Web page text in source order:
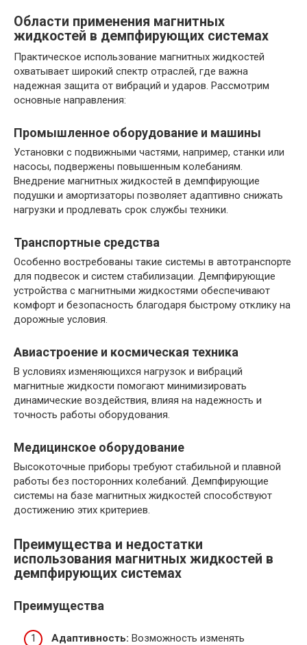
Области применения магнитных
жидкостей в демпфирующих системах
Практическое использование магнитных жидкостей
охватывает широкий спектр отраслей, где важна
надежная защита от вибраций и ударов. Рассмотрим
основные направления:
Промышленное оборудование и машины
Установки с подвижными частями, например, станки или
насосы, подвержены повышенным колебаниям.
Внедрение магнитных жидкостей в демпфирующие
подушки и амортизаторы позволяет адаптивно снижать
нагрузки и продлевать срок службы техники.
Транспортные средства
Особенно востребованы такие системы в автотранспорте
для подвесок и систем стабилизации. Демпфирующие
устройства с магнитными жидкостями обеспечивают
комфорт и безопасность благодаря быстрому отклику на
дорожные условия.
Авиастроение и космическая техника
В условиях изменяющихся нагрузок и вибраций
магнитные жидкости помогают минимизировать
динамические воздействия, влияя на надежность и
точность работы оборудования.
Медицинское оборудование
Высокоточные приборы требуют стабильной и плавной
работы без посторонних колебаний. Демпфирующие
системы на базе магнитных жидкостей способствуют
достижению этих критериев.
Преимущества и недостатки
использования магнитных жидкостей в
демпфирующих системах
Преимущества
Адаптивность: Возможность изменять